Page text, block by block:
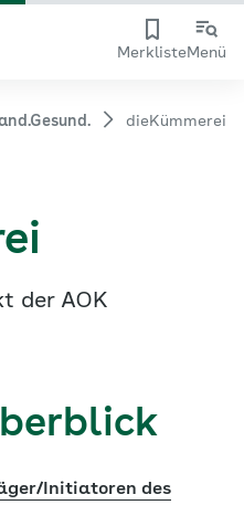
MerklisteMenü
dieKümmerei
der AOK
Initiatoren des